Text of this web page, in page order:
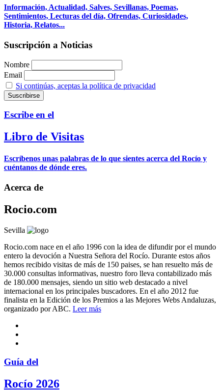
Información, Actualidad, Salves, Sevillanas, Poemas,
Sentimientos, Lecturas del día, Ofrendas, Curiosidades,
Historia, Relatos...
Suscripción a Noticias
Nombre
Email
Si continúas, aceptas la política de privacidad
Escribe en el
Libro de Visitas
Escríbenos unas palabras de lo que sientes acerca del Rocío y
cuéntanos de dónde eres.
Acerca de
Rocio.com
Sevilla
Rocio.com nace en el año 1996 con la idea de difundir por el mundo
entero la devoción a Nuestra Señora del Rocío. Durante estos años
hemos recibido visitas de más de 150 paises, se han resuelto más de
30.000 consultas informativas, nuestro foro lleva contabilizado más
de 180.000 mensajes, siendo un sitio web destacado a nivel
internacional en los principales buscadores. En el año 2012 fue
finalista en la Edición de los Premios a las Mejores Webs Andaluzas,
organizado por ABC. Leer más
Guía del
Rocío 2026